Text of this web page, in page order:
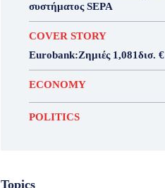
συστήματος SEPA
COVER STORY
Eurobank:Ζημιές 1,081δισ. €
ECONOMY
POLITICS
Topics